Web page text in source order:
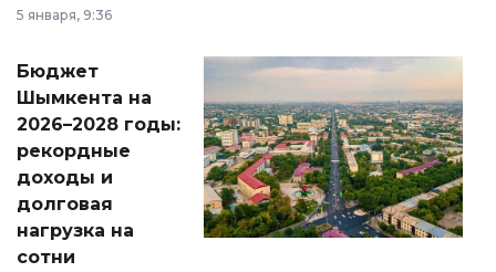
принести
народу
Венесуэлы.
5 января, 9:36
Бюджет
Шымкента на
2026–2028 годы:
рекордные
доходы и
долговая
нагрузка на
сотни